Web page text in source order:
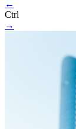
←
Ctrl
→